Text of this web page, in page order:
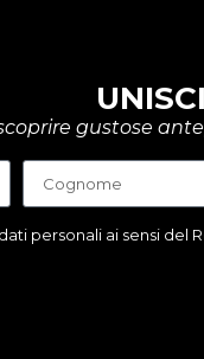
gustose
personali ai sensi del